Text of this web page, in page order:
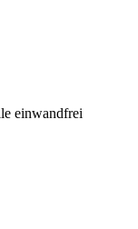
einwandfrei